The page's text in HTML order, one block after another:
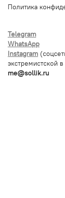
Политика
Telegram
WhatsApp
Instagram
экстремистской
me@sollik.ru